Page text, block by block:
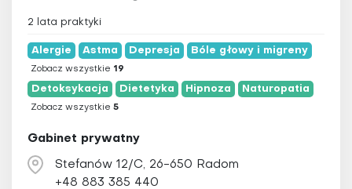
2 lata praktyki
Alergie Astma Depresja Bóle głowy i migreny
Zobacz wszystkie 19
Detoksykacja Dietetyka Hipnoza Naturopatia
Zobacz wszystkie 5
Gabinet prywatny
Stefanów 12/C, 26-650 Radom
+48 883 385 440